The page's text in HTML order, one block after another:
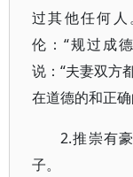
过其他任何
伦：“规过成
说：“夫妻双方
在道德的和正确
2.推崇有
子。